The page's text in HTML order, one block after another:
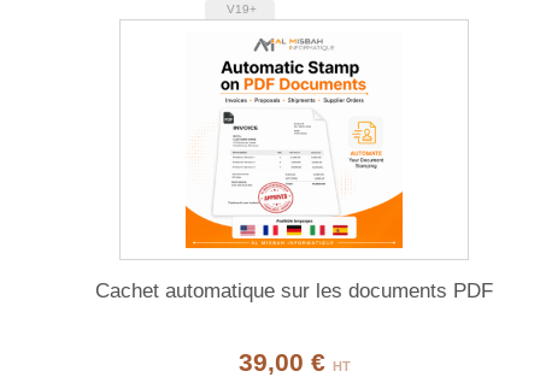
V19+
Cachet automatique sur les documents PDF
39,00 € HT